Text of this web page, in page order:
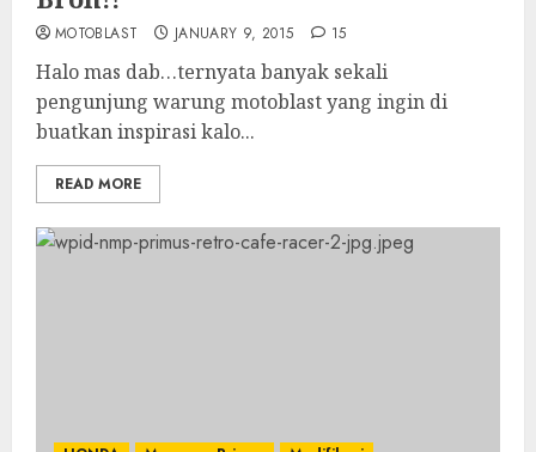
MOTOBLAST JANUARY 9, 2015 15
Halo mas dab…ternyata banyak sekali
pengunjung warung motoblast yang ingin di
buatkan inspirasi kalo...
READ MORE